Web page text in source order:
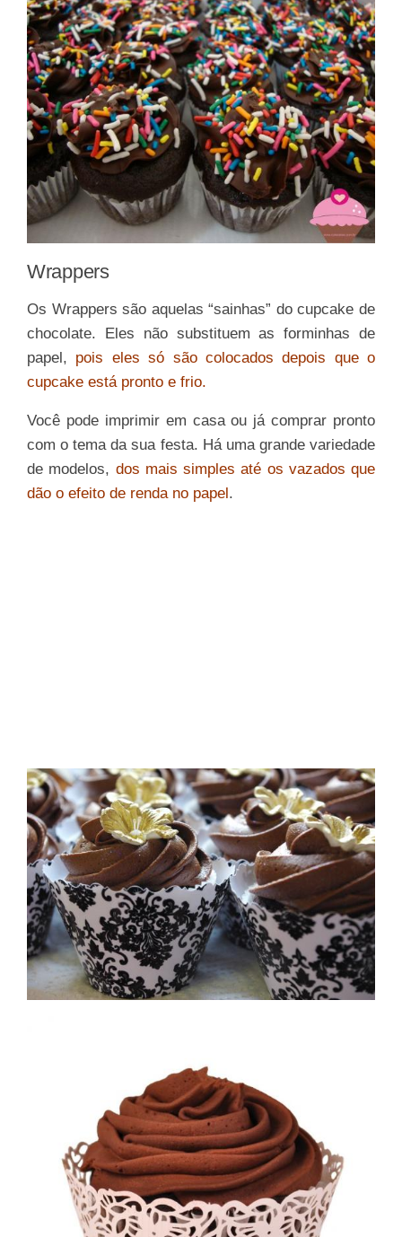
Wrappers
Os Wrappers são aquelas “sainhas” do cupcake de
chocolate. Eles não substituem as forminhas de
papel, pois eles só são colocados depois que o
cupcake está pronto e frio.
Você pode imprimir em casa ou já comprar pronto
com o tema da sua festa. Há uma grande variedade
de modelos, dos mais simples até os vazados que
dão o efeito de renda no papel .